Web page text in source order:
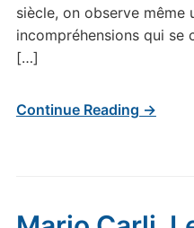
siècle, on observe même
incompréhensions qui se
[…]
Continue Reading →